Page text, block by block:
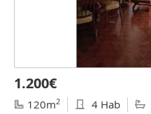
1.200€
120m2 4 Hab